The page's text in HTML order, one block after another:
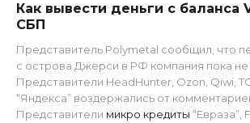
Как вывести деньги с баланса
СБП
Представитель Polymetal сообщил, что
с острова Джерси в РФ компания пока не
Представители HeadHunter, Ozon, Qiwi,
“Яндекса” воздержались от
Представители микро кредиты “Евраза”,